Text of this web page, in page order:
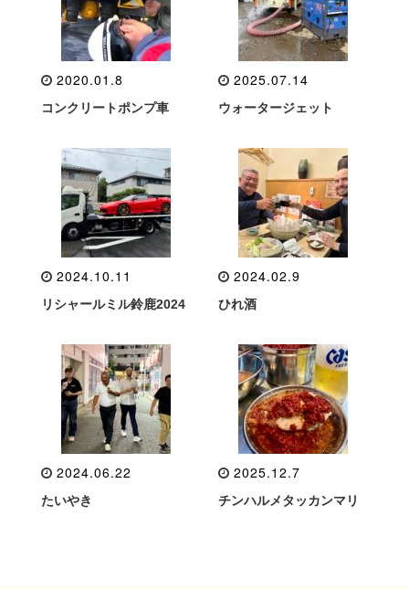
2020.01.8
コンクリートポンプ車
2025.07.14
ウォータージェット
2024.10.11
リシャールミル鈴鹿2024
2024.02.9
ひれ酒
2024.06.22
たいやき
2025.12.7
チンハルメタッカンマリ